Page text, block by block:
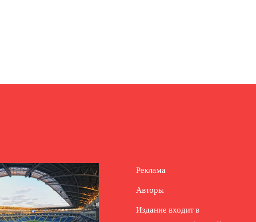
Реклама
Авторы
Издание входит в